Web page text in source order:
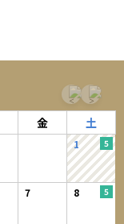
金 土
1
7 8